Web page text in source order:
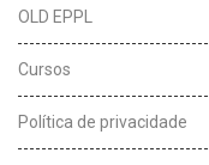
OLD EPPL
Cursos
Política de privacidade